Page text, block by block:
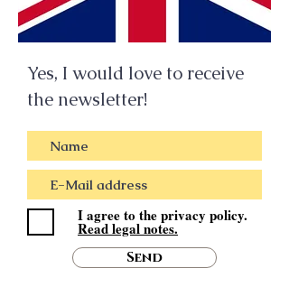
Yes, I would love to receive
the newsletter!
I agree to the privacy policy.
Read legal notes.
Send